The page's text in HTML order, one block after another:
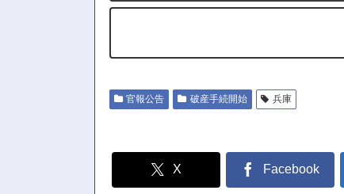
官報公告 破産手続開始 兵庫
X Facebook